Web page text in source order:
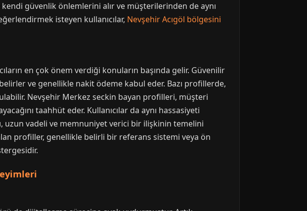
güvenlik önlemlerini alır ve müşterilerinden de aynı
isteyen kullanıcılar, Nevşehir Acıgöl bölgesini
en çok önem verdiği konuların başında gelir. Güvenilir
ve genellikle nakit ödeme kabul eder. Bazı profillerde,
Nevşehir Merkez seckin bayan profilleri, müşteri
taahhüt eder. Kullanıcılar da aynı hassasiyeti
uzun vadeli ve memnuniyet verici bir ilişkinin temelini
profiller, genellikle belirli bir referans sistemi veya ön